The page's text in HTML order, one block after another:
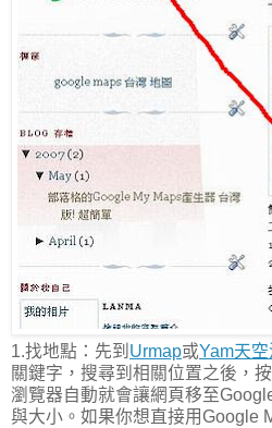
1.找地點：先到 Urmap或Yam天空
關鍵字，搜尋到相關位置之後，
瀏覽器自動就會讓網頁移至
與大小。如果你想直接用Google